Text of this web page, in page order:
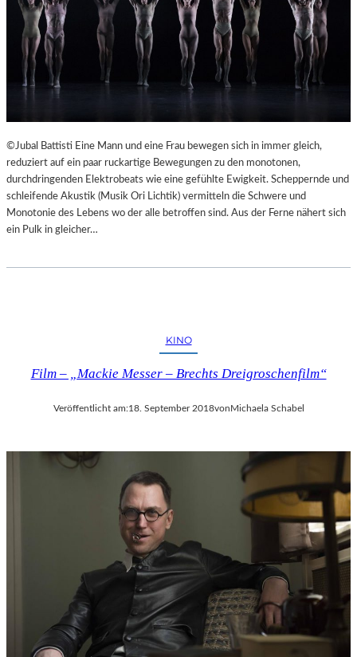
©Jubal Battisti Eine Mann und eine Frau bewegen sich in immer gleich,
reduziert auf ein paar ruckartige Bewegungen zu den monotonen,
durchdringenden Elektrobeats wie eine gefühlte Ewigkeit. Scheppernde und
schleifende Akustik (Musik Ori Lichtik) vermitteln die Schwere und
Monotonie des Lebens wo der alle betroffen sind. Aus der Ferne nähert sich
ein Pulk in gleicher…
KINO
Film – „Mackie Messer – Brechts Dreigroschenfilm“
Veröffentlicht am:18. September 2018vonMichaela Schabel